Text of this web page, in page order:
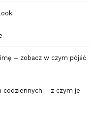
– zobacz w czym pójść
codziennych – z czym je